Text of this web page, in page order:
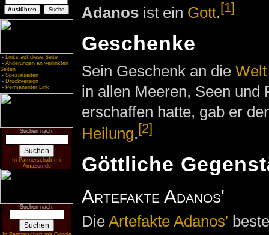
- Links auf diese Seite
- Änderungen an verlinkten
Seiten
- Spezialseiten
- Druckversion
- Permanenter Link
Suchen nach:
In Partnerschaft mit
Amazon.de
Suchen nach:
Adanosist ein Gott.[1]
Geschenke
Sein Geschenk an die Welt
in allen Meeren, Seen
erschaffen hatte, gab er
Heilung.[2]
Göttliche
Artefakte Adanos'
Die Artefakte Adanos'